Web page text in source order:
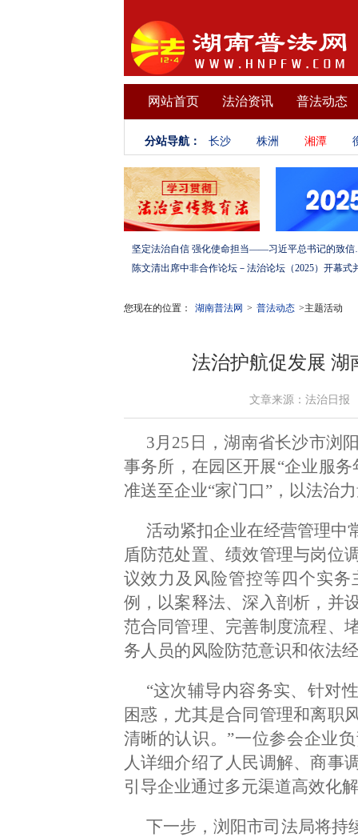
网站首页 法治资讯 普法动态
分站导航： 长沙 株洲 湘潭
坚定法治自信 强化使
您现在的位置： 湖南普法网 > 普法动态 >主题活动
法治护航促发展 湖
文章来源：法治日
3月25日，湖南省长沙市浏
事务所，在园区开展“企业服
准送至企业“家门口”，以法治
活动紧扣企业在经营管理中
盾防范处置、绩效管理与岗位
议效力及风险管控等四个实
例，以案释法、深入剖析，并
范合同管理、完善制度流程、
务人员的风险防范意识和依法
“这次辅导内容务实、针对
困惑，尤其是合同管理和离职
清晰的认识。”一位参会企业
人详细介绍了人民调解、商事
引导企业通过多元渠道高效化
下一步，浏阳市司法局将持